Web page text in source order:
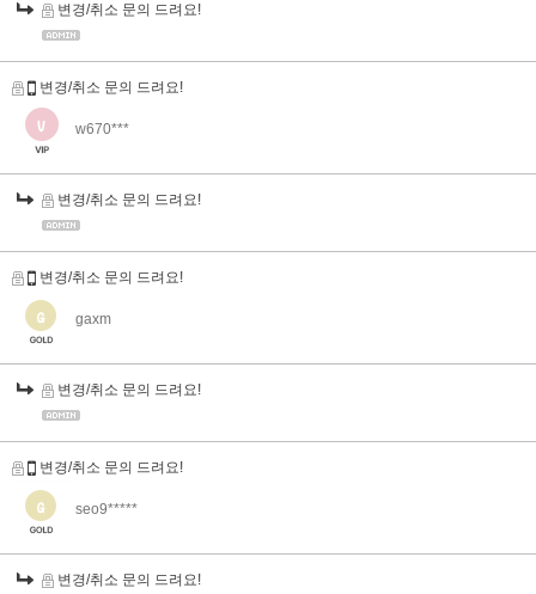
변경/취소 문의 드려요!
변경/취소 문의 드려요!
w670***
변경/취소 문의 드려요!
변경/취소 문의 드려요!
gaxm
변경/취소 문의 드려요!
변경/취소 문의 드려요!
seo9*****
변경/취소 문의 드려요!